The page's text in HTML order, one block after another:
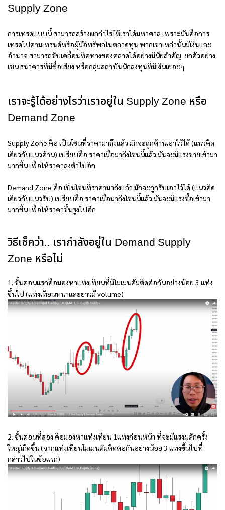
Supply Zone
การเทรดแบบนี้ สามารถสร้างผลกำไรให้เราได้มหาศาล เพราะมันคือการ
เทรดไปตามเทรนด์หรือผู้มีอิทธิพลในตลาดทุน พวกเขาเหล่านั้นมีเงินและ
อำนาจ สามารถขับเคลื่อนทิศทางของตลาดได้อย่างมีนัยสำคัญ ยกตัวอย่าง
เช่น ธนาคารที่มีชื่อเสียง หรือกลุ่มสถาบันนักลงทุนที่มีเงินเยอะๆ
เราจะรู้ได้อย่างไรว่าเราอยู่ใน Supply Zone หรือ
Demand Zone
Supply Zone คือ เป็นโซนที่ราคามาถึงแล้ว มักจะถูกต้านเอาไว้ได้ (แนวคิด
เดียวกับแนวต้าน) เปรียบคือ ราคาเมื่อมาถึงโซนนี้แล้ว มันจะมีแรงขายเข้ามา
มากขึ้น เพื่อให้ราคาลงต่ำไปอีก
Demand Zone คือ เป็นโซนที่ราคามาถึงแล้ว มักจะถูกรับเอาไว้ได้ (แนวคิด
เดียวกับแนวรับ) เปรียบคือ ราคาเมื่อมาถึงโซนนี้แล้ว มันจะมีแรงซื้อเข้ามา
มากขึ้น เพื่อให้ราคาขึ้นสูงไปอีก
วิธีเช็คว่า.. เรากำลังอยู่ใน Demand Supply
Zone หรือไม่
1. ขั้นตอนแรกคือมองหาแท่งเทียนที่มีโมเมนตัมติดต่อกันอย่างน้อย 3 แท่ง
ขึ้นไป (แท่งเทียนหนาและยาวมี volume)
2. ขั้นตอนที่สอง คือมองหาแท่งเทียน 1แท่งก่อนหน้า ที่จะมีแรงผลักครั้ง
ใหญ่เกิดขึ้น (จากแท่งเทียนโมเมนตัมติดต่อกันอย่างน้อย 3 แท่งขึ้นไปที่
กล่าวไปในข้อแรก)